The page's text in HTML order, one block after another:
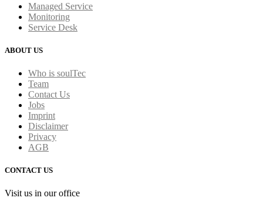
Managed Service
Monitoring
Service Desk
ABOUT US
Who is soulTec
Team
Contact Us
Jobs
Imprint
Disclaimer
Privacy
AGB
CONTACT US
Visit us in our office